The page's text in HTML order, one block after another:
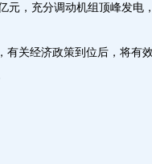
元，充分调动机组顶峰发电
关经济政策到位后，将有